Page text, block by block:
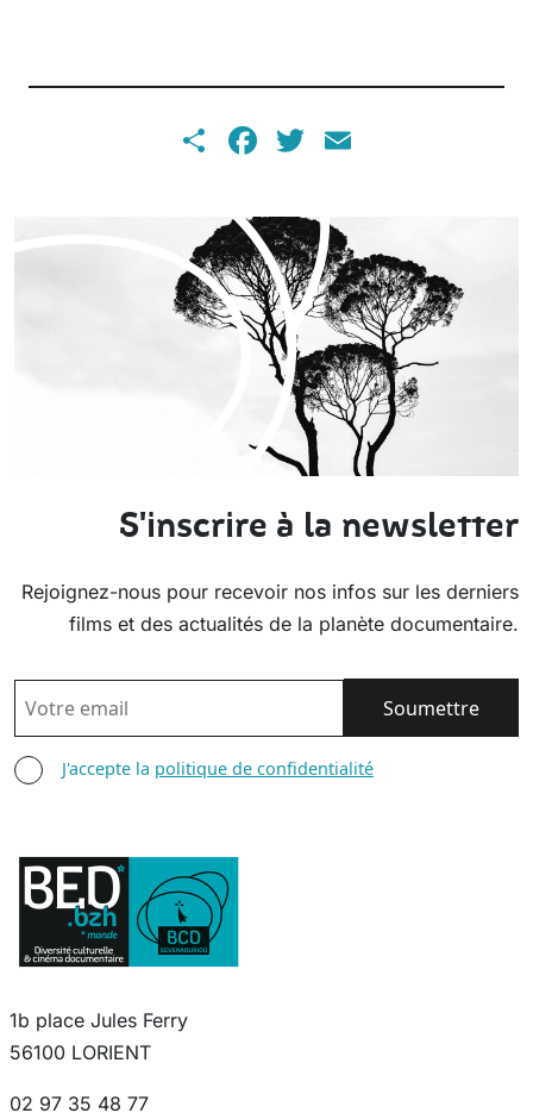
ShareFacebook
Twitter
S'inscrire à la newsletter
Rejoignez-nous pour recevoir nos infos sur les derniers
films et des actualités de la planète documentaire.
EMAIL
AGREE TERMS
J'accepte la politique de confidentialité
1b place Jules Ferry
56100 LORIENT
02 97 35 48 77